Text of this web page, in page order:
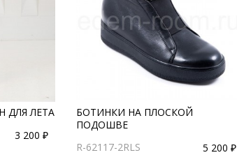
ДЛЯ ЛЕТА
3 200 ₽
БОТИНКИ НА ПЛОСКОЙ
ПОДОШВЕ
R-62117-2RLS
5 200 ₽